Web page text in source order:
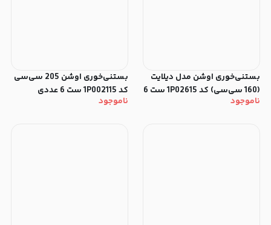
بستنی‌خوری اوشن مدل دیلایت
(160 سی‌سی) کد 1P02615 ست 6
عددی
ناموجود
بستنی‌خوری اوشن 205 سی‌سی
کد 1P002115 ست 6 عددی
ناموجود